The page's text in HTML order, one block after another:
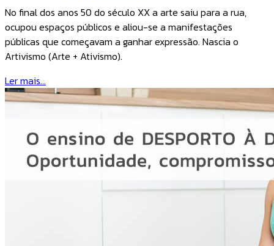
No final dos anos 50 do século XX a arte saiu para a rua,
ocupou espaços públicos e aliou-se a manifestações
públicas que começavam a ganhar expressão. Nascia o
Artivismo (Arte + Ativismo).
Ler mais...